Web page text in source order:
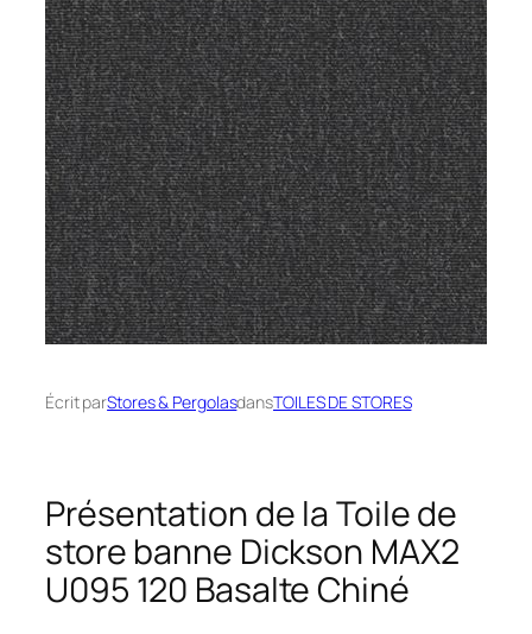
Écrit parStores & PergolasdansTOILES DE STORES
Présentation de la Toile de
store banne Dickson MAX2
U095 120 Basalte Chiné